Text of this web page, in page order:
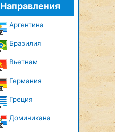
Направления
Аргентина
Бразилия
Вьетнам
Германия
Греция
Доминикана